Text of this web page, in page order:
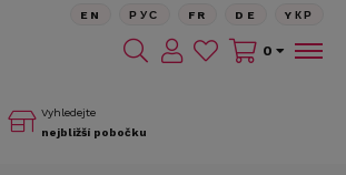
Vyhledejte
nejbližší pobočku
EN РУС FR DE YКР
0